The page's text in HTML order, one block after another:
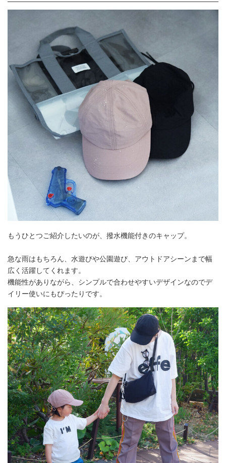
もうひとつご紹介したいのが、撥水機能付きのキャップ。
急な雨はもちろん、水遊びや公園遊び、アウトドアシーンまで幅
広く活躍してくれます。
機能性がありながら、シンプルで合わせやすいデザインなのでデ
イリー使いにもぴったりです。